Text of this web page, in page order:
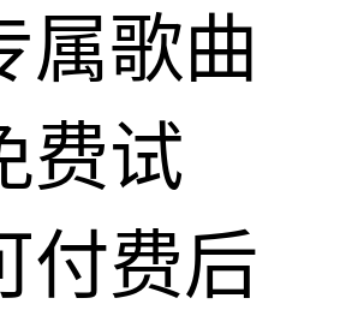
属歌曲
费试
付费后